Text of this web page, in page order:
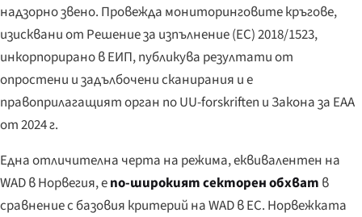
надзорно звено. Провежда мониторинговите кръгове,
изисквани от Решение за изпълнение (ЕС) 2018/1523,
инкорпорирано в ЕИП, публикува резултати от
опростени и задълбочени сканирания и е
правоприлагащият орган по UU-forskriften и Закона за EAA
от 2024 г.
Една отличителна черта на режима, еквивалентен на
WAD в Норвегия, епо-широкият секторен обхват в
сравнение с базовия критерий на WAD в ЕС. Норвежката